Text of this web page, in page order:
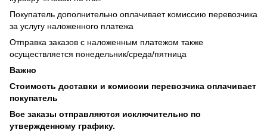
Покупатель дополнительно оплачивает комиссию перевозчика
за услугу наложенного платежа
Отправка заказов с наложенным платежом также
осуществляется понедельник/среда/пятница
Важно
Стоимость доставки и комиссии перевозчика оплачивает
покупатель
Все заказы отправляются исключительно по
утвержденному графику.